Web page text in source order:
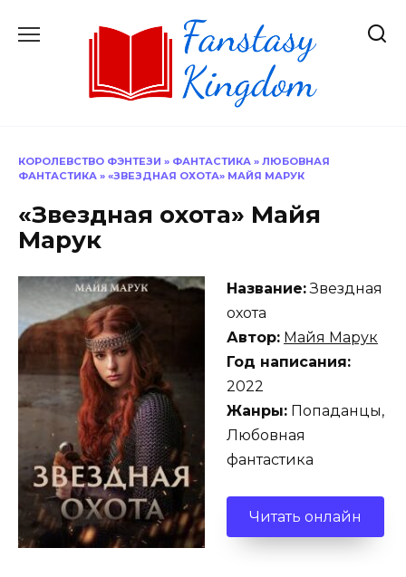
КОРОЛЕВСТВО ФЭНТЕЗИ » ФАНТАСТИКА » ЛЮБОВНАЯ
ФАНТАСТИКА » «ЗВЕЗДНАЯ ОХОТА» МАЙЯ МАРУК
«Звездная охота» Майя
Марук
Название:Звездная
охота
Автор: Майя Марук
Год написания:
2022
Жанры: Попаданцы,
Любовная
фантастика
Читать онлайн